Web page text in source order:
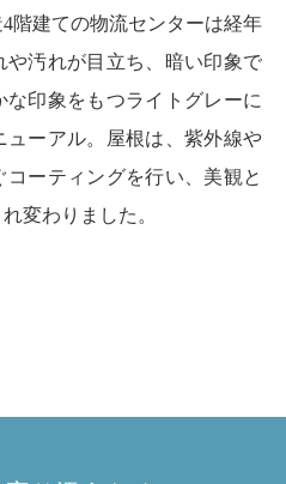
階建ての物流センターは経年
汚れが目立ち、暗い印象で
な印象をもつライトグレーに
ーアル。屋根は、紫外線や
ーティングを行い、美観と
変わりました。